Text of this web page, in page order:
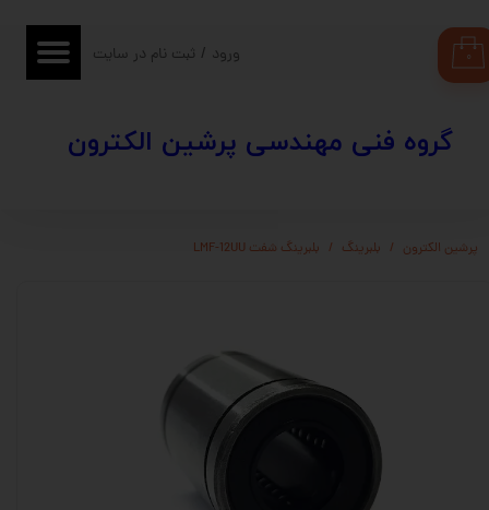
​​گروه فنی مهندسی پرشین الکترون
۰ ورود / ثبت نام در سایت
حساب کاربری من
سفارشات
پرشین الکترون بلبرینگ بلبرینگ شفت LMF-12UU